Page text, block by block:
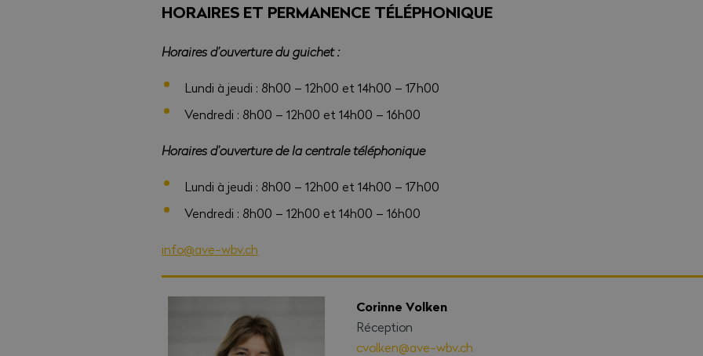
HORAIRES ET PERMANENCE TÉLÉPHONIQUE
Horaires d’ouverture du guichet :
Lundi à jeudi : 8h00 – 12h00 et 14h00 – 17h00
Vendredi : 8h00 – 12h00 et 14h00 – 16h00
Horaires d’ouverture de la centrale téléphonique
Lundi à jeudi : 8h00 – 12h00 et 14h00 – 17h00
Vendredi : 8h00 – 12h00 et 14h00 – 16h00
info@ave-wbv.ch
Corinne Volken
Réception
cvolken@ave-wbv.ch